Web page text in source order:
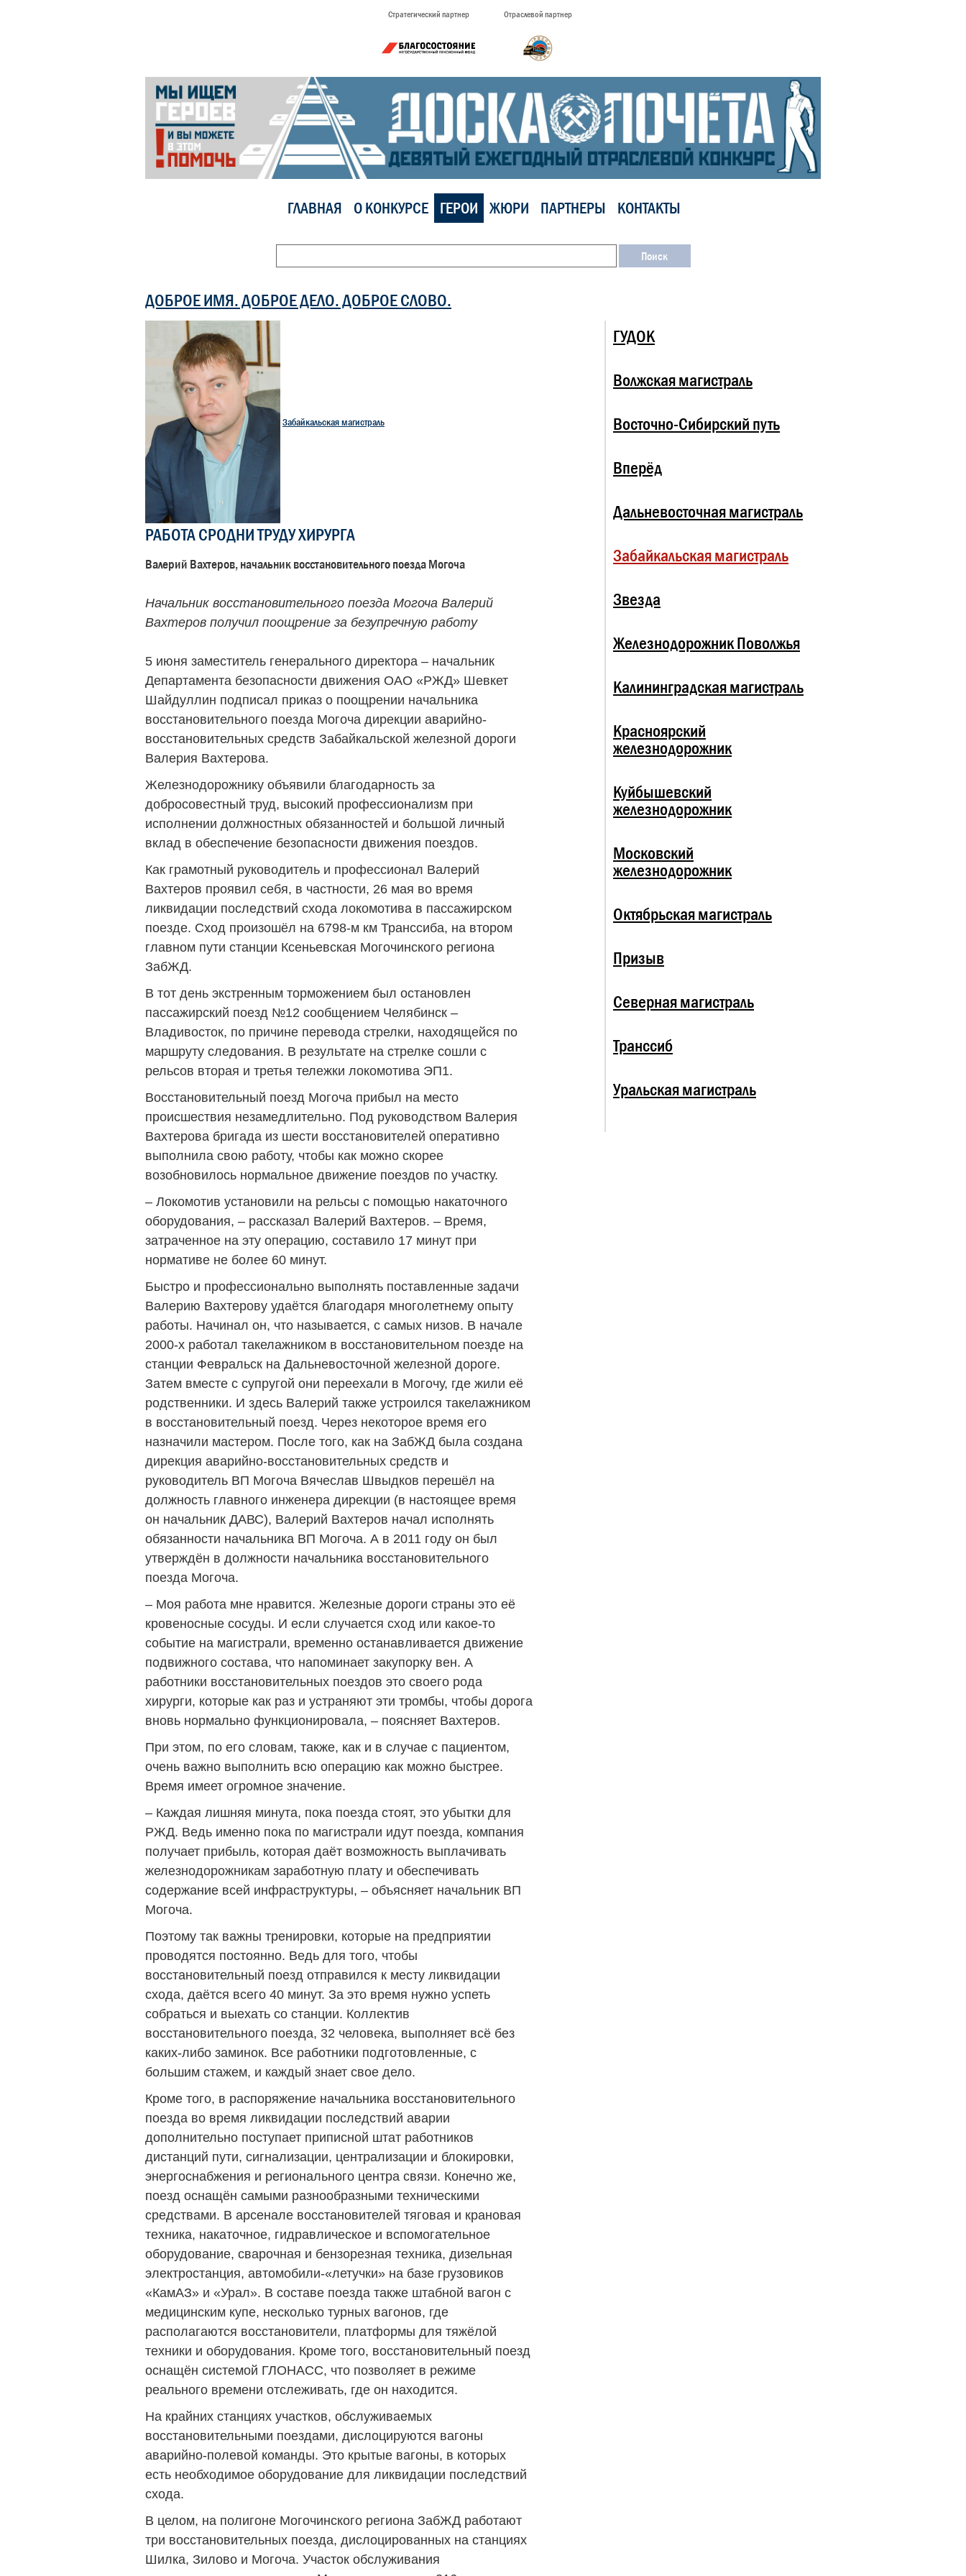
Стратегический партнер Отраслевой партнер
ГЛАВНАЯ О КОНКУРСЕ ГЕРОИ ЖЮРИ ПАРТНЕРЫ КОНТАКТЫ
ДОБРОЕ ИМЯ. ДОБРОЕ ДЕЛО. ДОБРОЕ СЛОВО.
Забайкальская магистраль
РАБОТА СРОДНИ ТРУДУ ХИРУРГА
Валерий Вахтеров, начальник восстановительного поезда Могоча
Начальник восстановительного поезда Могоча Валерий
Вахтеров получил поощрение за безупречную работу
5 июня заместитель генерального директора – начальник
Департамента безопасности движения ОАО «РЖД» Шевкет
Шайдуллин подписал приказ о поощрении начальника
восстановительного поезда Могоча дирекции аварийно-
восстановительных средств Забайкальской железной дороги
Валерия Вахтерова.
Железнодорожнику объявили благодарность за
добросовестный труд, высокий профессионализм при
исполнении должностных обязанностей и большой личный
вклад в обеспечение безопасности движения поездов.
Как грамотный руководитель и профессионал Валерий
Вахтеров проявил себя, в частности, 26 мая во время
ликвидации последствий схода локомотива в пассажирском
поезде. Сход произошёл на 6798-м км Транссиба, на втором
главном пути станции Ксеньевская Могочинского региона
ЗабЖД.
В тот день экстренным торможением был остановлен
пассажирский поезд №12 сообщением Челябинск –
Владивосток, по причине перевода стрелки, находящейся по
маршруту следования. В результате на стрелке сошли с
рельсов вторая и третья тележки локомотива ЭП1.
Восстановительный поезд Могоча прибыл на место
происшествия незамедлительно. Под руководством Валерия
Вахтерова бригада из шести восстановителей оперативно
выполнила свою работу, чтобы как можно скорее
возобновилось нормальное движение поездов по участку.
– Локомотив установили на рельсы с помощью накаточного
оборудования, – рассказал Валерий Вахтеров. – Время,
затраченное на эту операцию, составило 17 минут при
нормативе не более 60 минут.
Быстро и профессионально выполнять поставленные задачи
Валерию Вахтерову удаётся благодаря многолетнему опыту
работы. Начинал он, что называется, с самых низов. В начале
2000-х работал такелажником в восстановительном поезде на
станции Февральск на Дальневосточной железной дороге.
Затем вместе с супругой они переехали в Могочу, где жили её
родственники. И здесь Валерий также устроился такелажником
в восстановительный поезд. Через некоторое время его
назначили мастером. После того, как на ЗабЖД была создана
дирекция аварийно-восстановительных средств и
руководитель ВП Могоча Вячеслав Швыдков перешёл на
должность главного инженера дирекции (в настоящее время
он начальник ДАВС), Валерий Вахтеров начал исполнять
обязанности начальника ВП Могоча. А в 2011 году он был
утверждён в должности начальника восстановительного
поезда Могоча.
– Моя работа мне нравится. Железные дороги страны это её
кровеносные сосуды. И если случается сход или какое-то
событие на магистрали, временно останавливается движение
подвижного состава, что напоминает закупорку вен. А
работники восстановительных поездов это своего рода
хирурги, которые как раз и устраняют эти тромбы, чтобы дорога
вновь нормально функционировала, – поясняет Вахтеров.
При этом, по его словам, также, как и в случае с пациентом,
очень важно выполнить всю операцию как можно быстрее.
Время имеет огромное значение.
– Каждая лишняя минута, пока поезда стоят, это убытки для
РЖД. Ведь именно пока по магистрали идут поезда, компания
получает прибыль, которая даёт возможность выплачивать
железнодорожникам заработную плату и обеспечивать
содержание всей инфраструктуры, – объясняет начальник ВП
Могоча.
Поэтому так важны тренировки, которые на предприятии
проводятся постоянно. Ведь для того, чтобы
восстановительный поезд отправился к месту ликвидации
схода, даётся всего 40 минут. За это время нужно успеть
собраться и выехать со станции. Коллектив
восстановительного поезда, 32 человека, выполняет всё без
каких-либо заминок. Все работники подготовленные, с
большим стажем, и каждый знает свое дело.
Кроме того, в распоряжение начальника восстановительного
поезда во время ликвидации последствий аварии
дополнительно поступает приписной штат работников
дистанций пути, сигнализации, централизации и блокировки,
энергоснабжения и регионального центра связи. Конечно же,
поезд оснащён самыми разнообразными техническими
средствами. В арсенале восстановителей тяговая и крановая
техника, накаточное, гидравлическое и вспомогательное
оборудование, сварочная и бензорезная техника, дизельная
электростанция, автомобили-«летучки» на базе грузовиков
«КамАЗ» и «Урал». В составе поезда также штабной вагон с
медицинским купе, несколько турных вагонов, где
располагаются восстановители, платформы для тяжёлой
техники и оборудования. Кроме того, восстановительный поезд
оснащён системой ГЛОНАСС, что позволяет в режиме
реального времени отслеживать, где он находится.
На крайних станциях участков, обслуживаемых
восстановительными поездами, дислоцируются вагоны
аварийно-полевой команды. Это крытые вагоны, в которых
есть необходимое оборудование для ликвидации последствий
схода.
В целом, на полигоне Могочинского региона ЗабЖД работают
три восстановительных поезда, дислоцированных на станциях
Шилка, Зилово и Могоча. Участок обслуживания
ГУДОК
Волжская магистраль
Восточно-Сибирский путь
Вперёд
Дальневосточная магистраль
Забайкальская магистраль
Звезда
Железнодорожник Поволжья
Калининградская магистраль
Красноярский
железнодорожник
Куйбышевский
железнодорожник
Московский
железнодорожник
Октябрьская магистраль
Призыв
Северная магистраль
Транссиб
Уральская магистраль